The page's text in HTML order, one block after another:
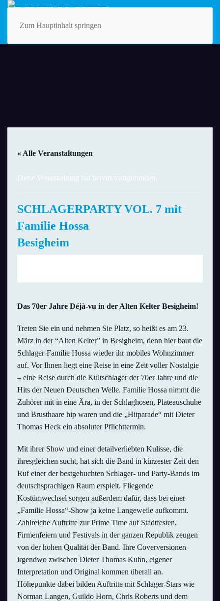
Zum Hauptinhalt springen
« Alle Veranstaltungen
Diese Veranstaltung hat bereits stattgefunden.
SCHLAGERPARTY VOL. 7 mit
Familie Hossa
Besigheim
Das 70er Jahre Déjà-vu in der Alten Kelter Besigheim!
Treten Sie ein und nehmen Sie Platz, so heißt es am 23.
März in der “Alten Kelter” in Besigheim, denn hier baut die
Schlager-Familie Hossa wieder ihr mobiles Wohnzimmer
auf. Vor Ihnen liegt eine Reise in eine Zeit voller Nostalgie
– eine Reise durch die Kultschlager der 70er Jahre und die
Hits der Neuen Deutschen Welle. Familie Hossa nimmt die
Zuhörer mit in eine Ära, in der Schlaghosen, Plateauschuhe
und Brusthaare hip waren und die „Hitparade“ mit Dieter
Thomas Heck ein absoluter Pflichttermin.
Mit ihrer Show und einer detailverliebten Kulisse, die
ihresgleichen sucht, hat sich die Band in kürzester Zeit den
Ruf einer der bestgebuchten Schlager- und Party-Bands im
deutschsprachigen Raum erspielt. Fliegende
Kostümwechsel sorgen außerdem dafür, dass bei einer
„Familie Hossa“-Show ja keine Langeweile aufkommt.
Zahlreiche Auftritte zur Prime Time auf Stadtfesten,
Firmenfeiern und Festivals in der ganzen Republik zeugen
von der hohen Qualität der Band. Ihre Coverversionen
irgendwo zwischen Dieter Thomas Kuhn, eigener
Interpretation und Original kommen überall an.
Höhepunkte dabei bilden Auftritte mit Schlager-Stars wie
Norman Langen, Guildo Horn, Chris Roberts und dem